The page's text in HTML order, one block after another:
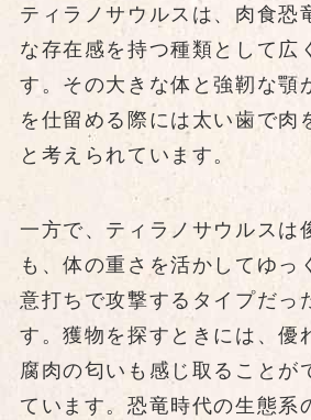
ティラノサウルスは、肉食恐
な存在感を持つ種類として広
す。その大きな体と強靭な顎
を仕留める際には太い歯で肉
と考えられています。
一方で、ティラノサウルスは
も、体の重さを活かしてゆっ
意打ちで攻撃するタイプだっ
す。獲物を探すときには、優
腐肉の匂いも感じ取ることが
ています。恐竜時代の生態系